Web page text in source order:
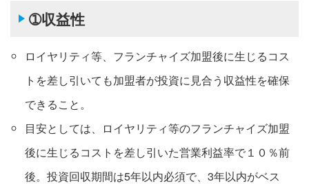
➀収益性
ロイヤリティ等、フランチャイズ加盟後に生じるコス
トを差し引いても加盟者が投資に見合う収益性を確保
できること。
目安としては、ロイヤリティ等のフランチャイズ加盟
後に生じるコストを差し引いた営業利益率で１０％前
後。投資回収期間は5年以内必須で、3年以内がベス